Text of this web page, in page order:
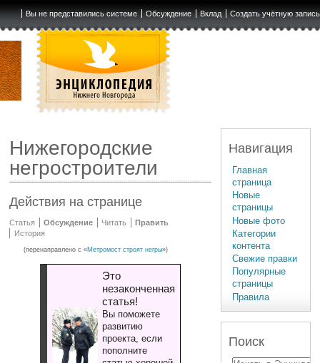
Вы не представились системе Обсуждение Вклад Создать учётную запись
Нижегородские
негростроители
Действия на странице
Статья Обсуждение Читать
Править
История
(перенаправлено с «Метромост строят негры»)
Это
незаконченная
статья!
Вы поможете
развитию
проекта, если
пополните
Навигация
Главная
страница
Новые
страницы
Новые фото
Категории
контента
Свежие правки
Популярные
страницы
Правила
Поиск